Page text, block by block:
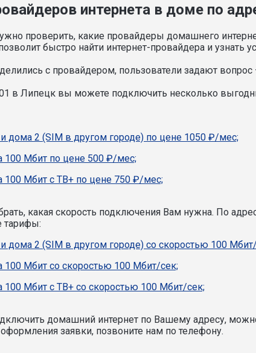
интернета в доме по
проверить, какие провайдеры домашнего
быстро найти интернет-провайдера и узнать
с провайдером, пользователи задают
в Липецк вы можете подключить несколько
дома 2 (SIM в другом городе) по цене 1050 ₽/мес;
Мбит по цене 500 ₽/мес;
Мбит с ТВ+ по цене 750 ₽/мес;
какая скорость подключения Вам нужна. По
тарифы:
дома 2 (SIM в другом городе) со скоростью 100
Мбит со скоростью 100 Мбит/сек;
Мбит с ТВ+ со скоростью 100 Мбит/сек;
домашний интернет по Вашему адресу,
заявки, позвоните нам по телефону.